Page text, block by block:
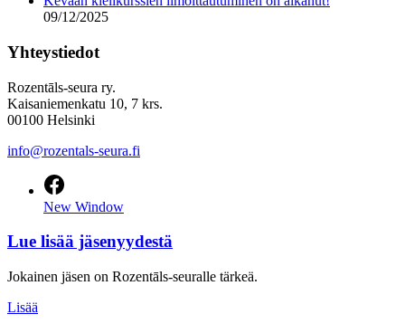
09/12/2025
Yhteystiedot
Rozentāls-seura ry.
Kaisaniemenkatu 10, 7 krs.
00100 Helsinki
info@rozentals-seura.fi
New Window
Lue lisää jäsenyydestä
Jokainen jäsen on Rozentāls-seuralle tärkeä.
Lisää